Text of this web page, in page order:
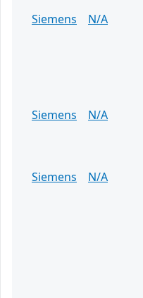
Siemens
N/A
Siemens
N/A
Siemens
N/A